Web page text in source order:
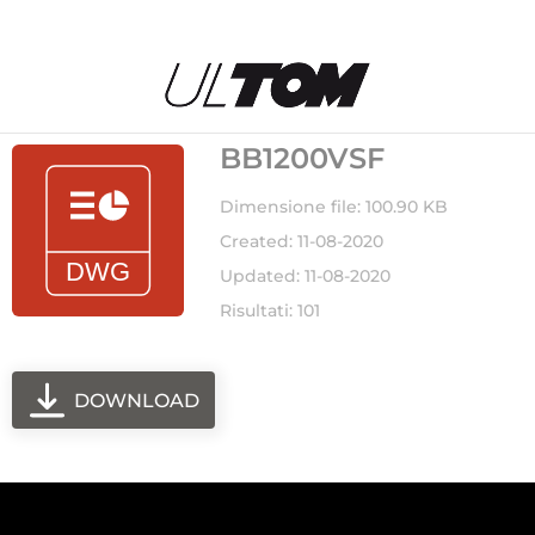
BB1200VSF
Dimensione file: 100.90 KB
Created: 11-08-2020
Updated: 11-08-2020
Risultati: 101
DOWNLOAD